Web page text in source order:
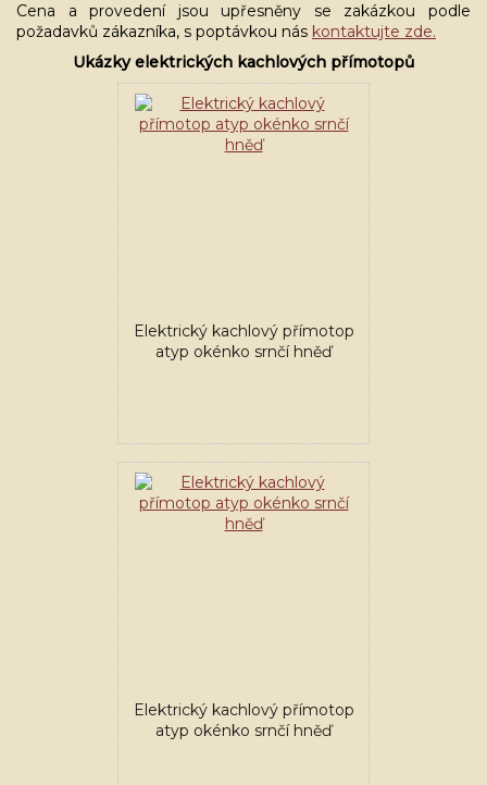
Cena a provedení jsou upřesněny se zakázkou podle
požadavků zákazníka, s poptávkou nás kontaktujte zde.
Ukázky elektrických kachlových přímotopů
Elektrický kachlový přímotop
atyp okénko srnčí hněď
Elektrický kachlový přímotop
atyp okénko srnčí hněď